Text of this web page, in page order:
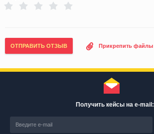
ОТПРАВИТЬ ОТЗЫВ Прикрепить файлы
Получить кейсы на e-mail: